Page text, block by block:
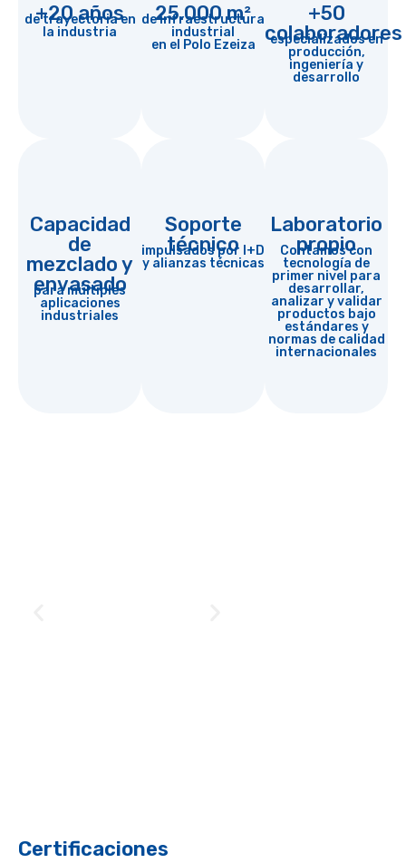
+20 años
de trayectoria en
la industria
25.000 m²
de infraestructura
industrial
en el Polo Ezeiza
+50
colaboradores
especializados en
producción,
ingeniería y
desarrollo
Capacidad
de
mezclado y
envasado
para múltiples
aplicaciones
industriales
Soporte
técnico
impulsados por I+D
y alianzas técnicas
Laboratorio
propio
Contamos con
tecnología de
primer nivel para
desarrollar,
analizar y validar
productos bajo
estándares y
normas de calidad
internacionales
Certificaciones